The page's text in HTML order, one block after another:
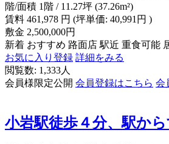
階/面積 1階 / 11.27坪 (37.26m²)
賃料 461,978 円 (坪単価: 40,991円 )
敷金 2,500,000円
新着 おすすめ 路面店 駅近 重食可能
お気に入り登録 詳細をみる
閲覧数: 1,333人
会員様限定公開 会員登録はこちら 会
小岩駅徒歩４分、駅か